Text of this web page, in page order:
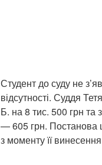
Студент до суду не
відсутності. Суддя
Б. на 8 тис. 500 грн та
— 605 грн. Постанова
з моменту її